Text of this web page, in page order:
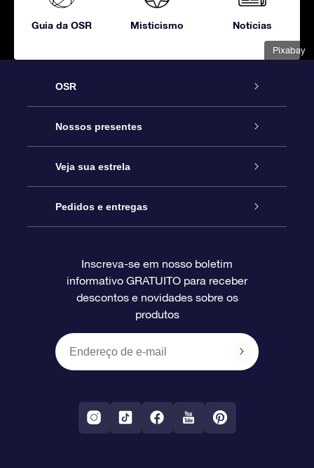
Pixabay
Guia da OSR Misticismo Notícias
OSR
Serviço
Entre em contato conosco
Blog
Avaliações
Nossos presentes
Presente estrelar on-line
Pacote de presente da OSR
O cartão de presente da OSR
Presentes corporativos
Veja sua estrela
Star Register
Página estelar personalizada
Um Milhão de Estrelas
OSR Starsaver
Aplicativo RV Fly me to the stars
Pedidos e entregas
Informações de pagamento
Política de devolução
Constelações
Inscreva-se em nosso boletim
informativo GRATUITO para receber
descontos e novidades sobre os
produtos